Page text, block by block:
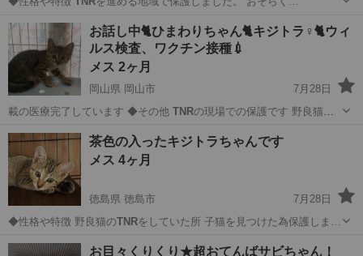
愛知 名古屋市 猫 TNR
お話し中🐈ひまわりちゃん🐈キジトラ♀🐈ウィ
ルス検査、ワクチン接種💉
メス 2ヶ月
岡山県 岡山市
7月28日
載の医療完了しています ◆その他 TNRの現場での保護です 野良猫と
岡山 岡山市 ワクチン
茶色の入ったキジトラちゃんです
メス 4ヶ月
徳島県 徳島市
7月28日
◆性格や特徴 野良猫のTNRをしていた所 子猫を見つけた為保護しま…
徳島 徳島市
お目々くりくり★超おてんばサビちゃん！